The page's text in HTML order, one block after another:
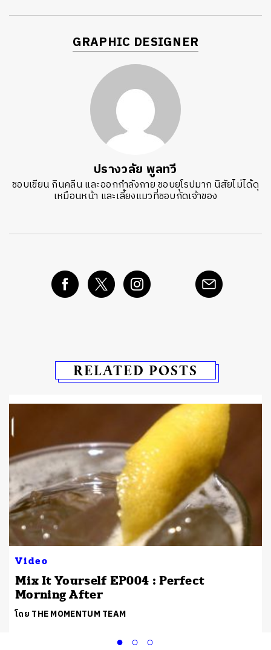
GRAPHIC DESIGNER
ปรางวลัย พูลทวี
ชอบเขียน กินคลีน และออกกำลังกาย ชอบยุโรปมาก นิสัยไม่ได้ดุ
เหมือนหน้า และเลี้ยงแมวที่ชอบกัดเจ้าของ
RELATED POSTS
Video
Mix It Yourself EP004 : Perfect
Morning After
โดย THE MOMENTUM TEAM